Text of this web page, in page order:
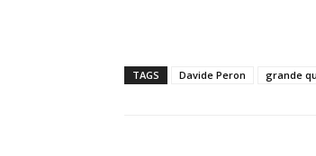
TAGS Davide Peron grande